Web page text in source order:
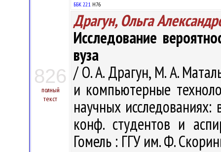
826
полный
текст
ББК 22.1 H76
Драгун, Ольга
Исследование
вуза
/ О. А. Драгун, М. А.
и компьютерные
научных
конф. студентов и
Гомель : ГГУ им. Ф.